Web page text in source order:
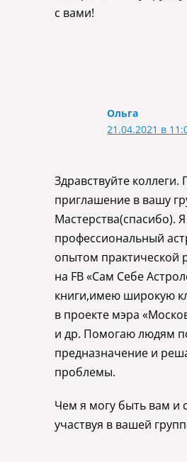
с вами!
Ольга
21.04.2021 в
Здравствуйте коллеги.
приглашение в вашу
Мастерства(спасибо).
профессиональный
опытом практической
на FB «Сам Себе
книги,имею широкую
в проекте мэра
и др. Помогаю людям
предназначение и
проблемы.
Чем я могу быть вам и
участвуя в вашей